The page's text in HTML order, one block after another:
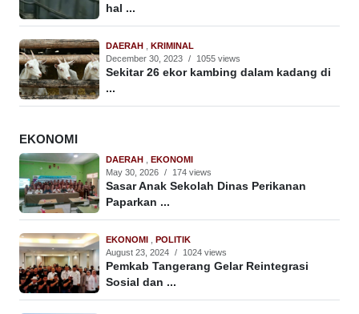
hal ...
DAERAH , KRIMINAL
December 30, 2023 / 1055 views
Sekitar 26 ekor kambing dalam kadang di
...
EKONOMI
DAERAH , EKONOMI
May 30, 2026 / 174 views
Sasar Anak Sekolah Dinas Perikanan
Paparkan ...
EKONOMI , POLITIK
August 23, 2024 / 1024 views
Pemkab Tangerang Gelar Reintegrasi
Sosial dan ...